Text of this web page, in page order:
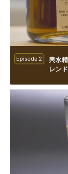
Episode 2
輿水
レン